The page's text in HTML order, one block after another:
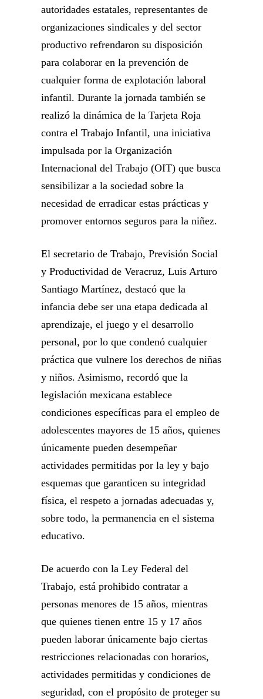
autoridades estatales, representantes de
organizaciones sindicales y del sector
productivo refrendaron su disposición
para colaborar en la prevención de
cualquier forma de explotación laboral
infantil. Durante la jornada también se
realizó la dinámica de la Tarjeta Roja
contra el Trabajo Infantil, una iniciativa
impulsada por la Organización
Internacional del Trabajo (OIT) que busca
sensibilizar a la sociedad sobre la
necesidad de erradicar estas prácticas y
promover entornos seguros para la niñez.
El secretario de Trabajo, Previsión Social
y Productividad de Veracruz, Luis Arturo
Santiago Martínez, destacó que la
infancia debe ser una etapa dedicada al
aprendizaje, el juego y el desarrollo
personal, por lo que condenó cualquier
práctica que vulnere los derechos de niñas
y niños. Asimismo, recordó que la
legislación mexicana establece
condiciones específicas para el empleo de
adolescentes mayores de 15 años, quienes
únicamente pueden desempeñar
actividades permitidas por la ley y bajo
esquemas que garanticen su integridad
física, el respeto a jornadas adecuadas y,
sobre todo, la permanencia en el sistema
educativo.
De acuerdo con la Ley Federal del
Trabajo, está prohibido contratar a
personas menores de 15 años, mientras
que quienes tienen entre 15 y 17 años
pueden laborar únicamente bajo ciertas
restricciones relacionadas con horarios,
actividades permitidas y condiciones de
seguridad, con el propósito de proteger su